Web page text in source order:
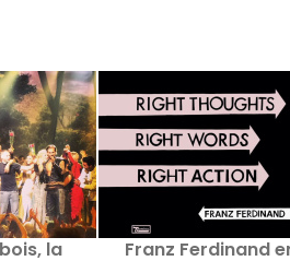
la
Franz Ferdinand